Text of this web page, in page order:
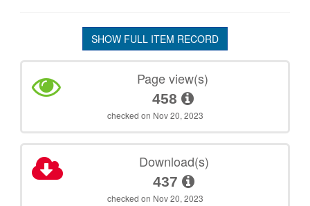
SHOW FULL ITEM RECORD
Page view(s)
458
checked on Nov 20, 2023
Download(s)
437
checked on Nov 20, 2023